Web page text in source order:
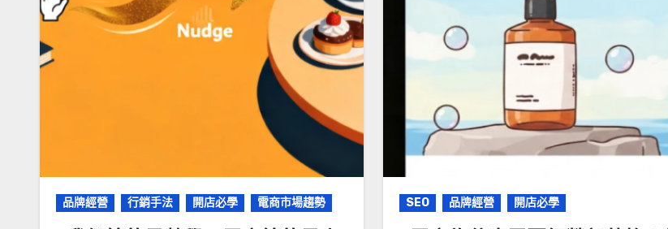
品牌經營 行銷手法 開店必學 電商市場趨勢 SEO 品牌經營 開店必學